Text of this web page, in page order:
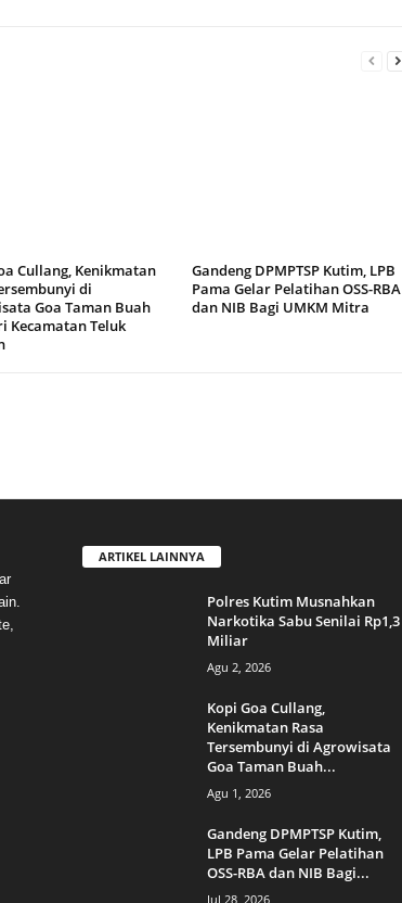
Cullang, Kenikmatan
di
Goa Taman Buah
Kecamatan Teluk
Gandeng DPMPTSP Kutim, LPB
Pama Gelar Pelatihan OSS-RBA
dan NIB Bagi UMKM Mitra
ARTIKEL LAINNYA
Polres Kutim Musnahkan
Narkotika Sabu Senilai Rp1,3
Miliar
Agu 2, 2026
Kopi Goa Cullang,
Kenikmatan Rasa
Tersembunyi di Agrowisata
Goa Taman Buah...
Agu 1, 2026
Gandeng DPMPTSP Kutim,
LPB Pama Gelar Pelatihan
OSS-RBA dan NIB Bagi...
Jul 28, 2026